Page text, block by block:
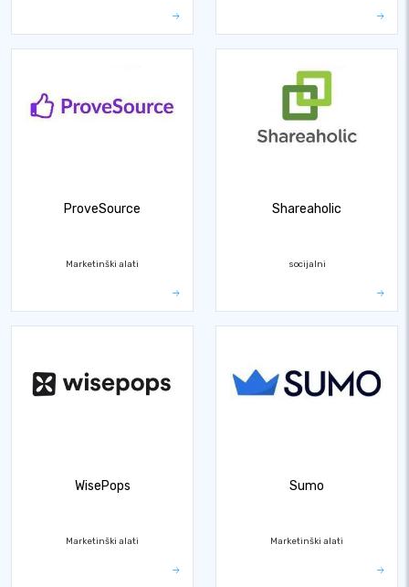
ProveSource
Marketinški alati
Shareaholic
socijalni
WisePops
Marketinški alati
Sumo
Marketinški alati